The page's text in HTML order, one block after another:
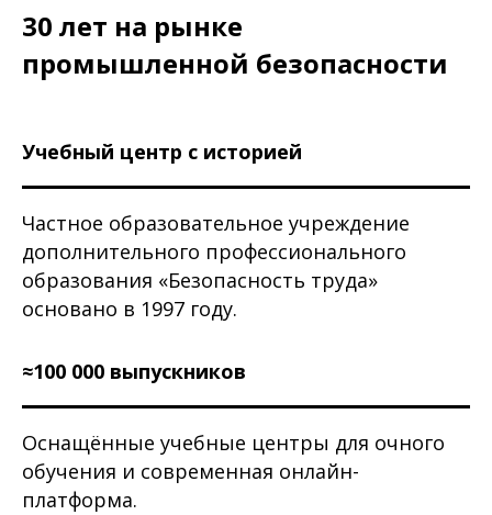
30 лет на рынке
промышленной безопасности
Учебный центр с историей
Частное образовательное учреждение
дополнительного профессионального
образования «Безопасность труда»
основано в 1997 году.
≈100 000 выпускников
Оснащённые учебные центры для очного
обучения и современная онлайн-
платформа.